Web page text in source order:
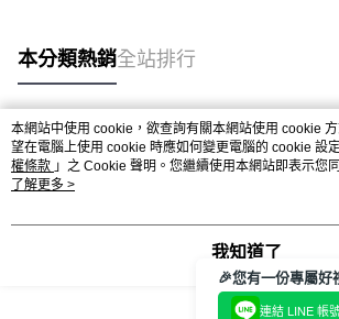
本分類熱銷全站排行
熱門標籤
本網站中使用 cookie，欲查詢有關本網站使用 cookie 方
望在電腦上使用 cookie 時應如何變更電腦的 cookie 設
權條款 」之 Cookie 聲明。您繼續使用本網站即表示您
用條款之 Cookie 聲明使用 cookie。
了解更多 >
我知道了
連結 LINE 帳